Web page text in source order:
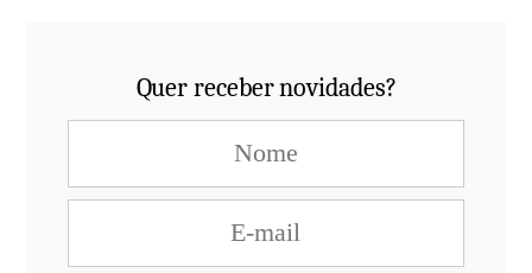
Quer receber novidades?